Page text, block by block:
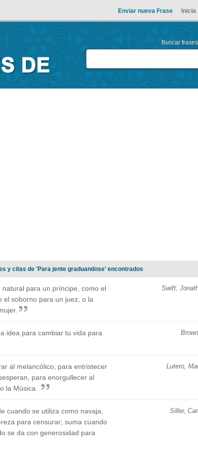
Enviar nueva Frase
Buscar
y citas de 'Para jente graduandose' encontrados
Swift,
para un príncipe, como el
el soborno para un juez, o la
idea para cambiar tu vida para
Lutero,
al melancólico, para entristecer
para enorgullecer al
la Música.
Siller,
cuando se utiliza como navaja,
para censurar; suma cuando
se da con generosidad para